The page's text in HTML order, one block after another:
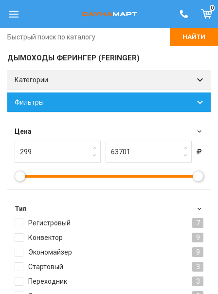
0
НАЙТИ
ДЫМОХОДЫ ФЕРИНГЕР (FERINGER)
Категории
Фильтры
Цена
Тип
Регистровый
7
Конвектор
9
Экономайзер
9
Стартовый
3
Переходник
3